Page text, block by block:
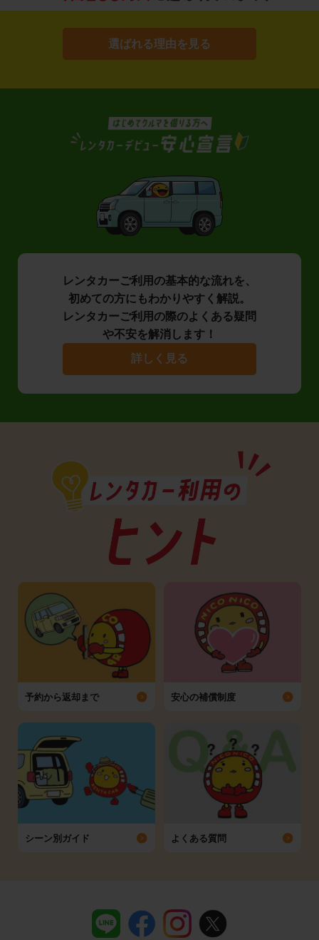
選ばれる理由を見る
レンタカーご利用の基本的な流れを、
初めての方にもわかりやすく解説。
レンタカーご利用の際のよくある疑問
や不安を解消します！
詳しく見る
予約から返却まで 安心の補償制度
シーン別ガイド よくある質問